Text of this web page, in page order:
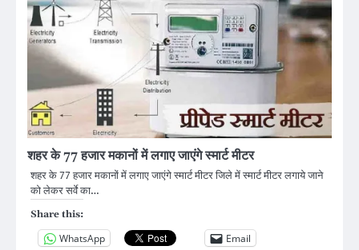
शहर के 77 हजार मकानों में लगाए जाएंगे स्मार्ट मीटर
शहर के 77 हजार मकानों में लगाए जाएंगे स्मार्ट मीटर जिले में स्मार्ट मीटर लगाये जाने
को लेकर सर्वे का…
Share this:
WhatsApp
Email